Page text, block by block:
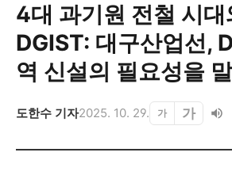
4대 과기원 전철 시대
DGIST: 대구산업선,
역 신설의 필요성을
도한수 기자2025. 10. 29. 가 가